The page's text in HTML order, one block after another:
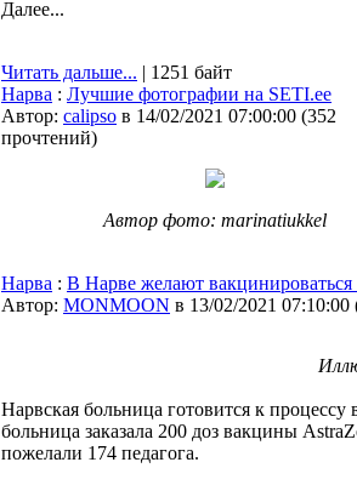
Далее...
Читать дальше... | 1251 байт
Нарва : Лучшие фотографии на SETI.ee
Автор: calipso в 14/02/2021 07:00:00 (352
прочтений)
Автор фото: marinatiukkel
Нарва : В Нарве желают вакцинироваться
Автор: MONMOON в 13/02/2021 07:10:00
Нарвская больница готовится к
больница заказала 200 доз вакцины
пожелали 174 педагога.